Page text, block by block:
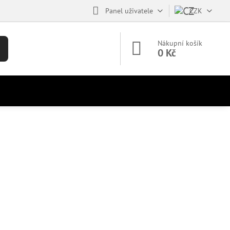
Panel uživatele CZK
Nákupní košík
0 Kč